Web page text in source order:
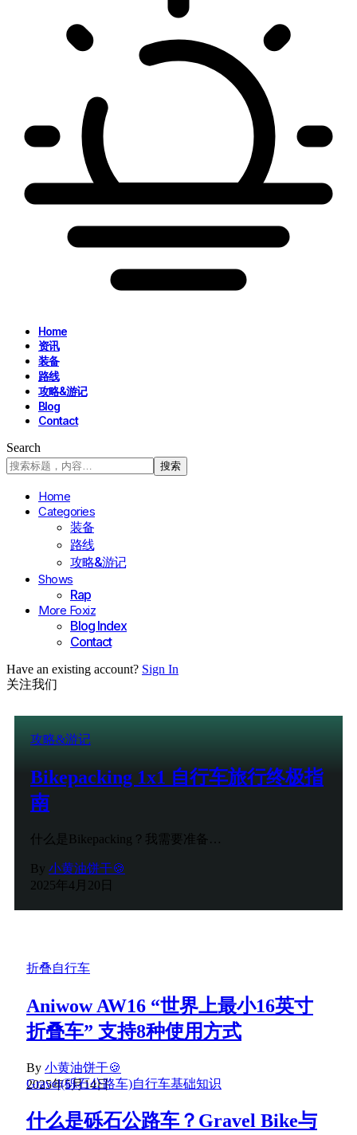
Home
资讯
装备
路线
攻略&游记
Blog
Contact
Search
Home
Categories
装备
路线
攻略&游记
Shows
Rap
More Foxiz
Blog Index
Contact
Have an existing account? Sign In
关注我们
攻略&游记
Bikepacking 1x1 自行车旅行终极指
南
什么是Bikepacking？我需要准备…
By 小黄油饼干🍪
2025年4月20日
折叠自行车
Aniwow AW16 “世界上最小16英寸
折叠车” 支持8种使用方式
By 小黄油饼干🍪
2025年5月14日
Gravel(砾石公路车)自行车基础知识
什么是砾石公路车？Gravel Bike与